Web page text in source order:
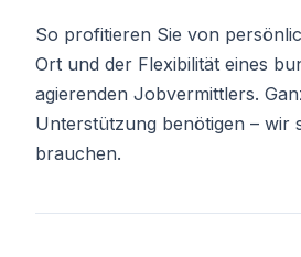
So profitieren Sie von
Ort und der Flexibilität eines
agierenden Jobvermittlers.
Unterstützung benötigen – wir
brauchen.